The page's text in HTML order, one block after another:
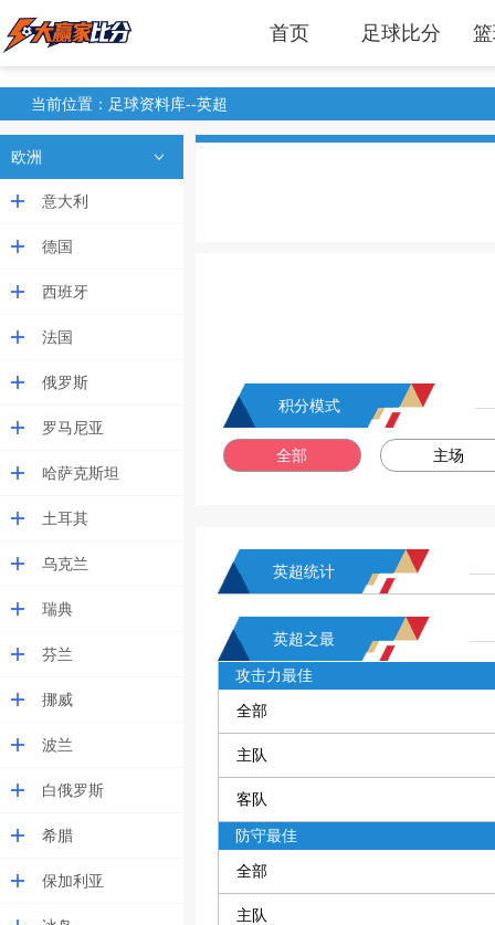
首页 足球比分
当前位置：足球资料库--英超
欧洲
意大利
德国
西班牙
法国
俄罗斯
罗马尼亚
哈萨克斯坦
土耳其
乌克兰
瑞典
芬兰
挪威
波兰
白俄罗斯
希腊
保加利亚
积分模式
全部 主场
英超统计
英超之最
攻击力最佳
全部
主队
客队
防守最佳
全部
主队